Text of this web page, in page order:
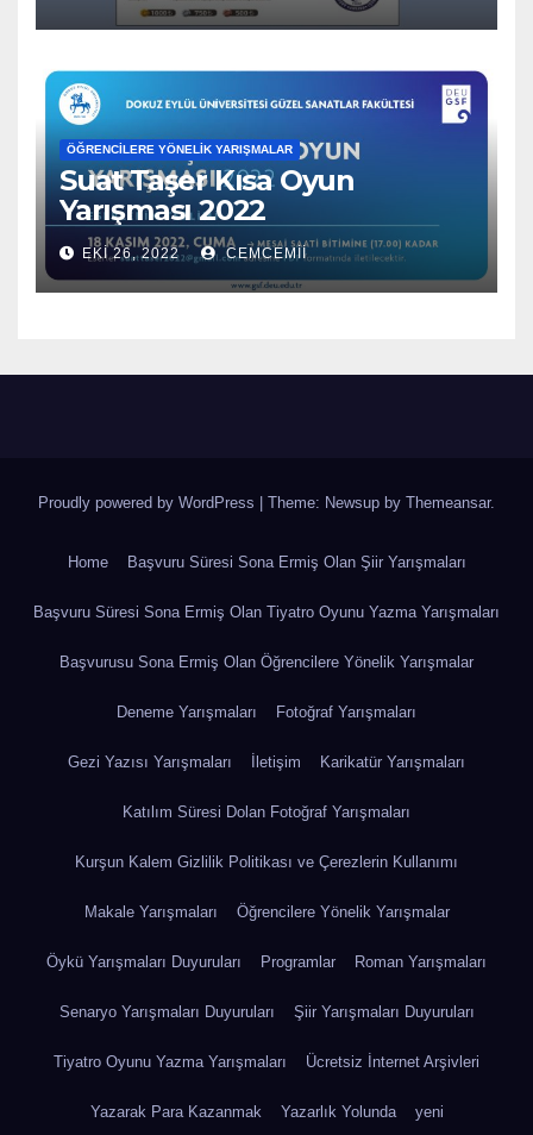
ÖĞRENCILERE YÖNELIK YARIŞMALAR
Suat Taşer Kısa Oyun
Yarışması 2022
EKI 26, 2022 CEMCEMII
Proudly powered by WordPress | Theme: Newsup by Themeansar.
Home Başvuru Süresi Sona Ermiş Olan Şiir Yarışmaları
Başvuru Süresi Sona Ermiş Olan Tiyatro Oyunu Yazma Yarışmaları
Başvurusu Sona Ermiş Olan Öğrencilere Yönelik Yarışmalar
Deneme Yarışmaları Fotoğraf Yarışmaları
Gezi Yazısı Yarışmaları İletişim Karikatür Yarışmaları
Katılım Süresi Dolan Fotoğraf Yarışmaları
Kurşun Kalem Gizlilik Politikası ve Çerezlerin Kullanımı
Makale Yarışmaları Öğrencilere Yönelik Yarışmalar
Öykü Yarışmaları Duyuruları Programlar Roman Yarışmaları
Senaryo Yarışmaları Duyuruları Şiir Yarışmaları Duyuruları
Tiyatro Oyunu Yazma Yarışmaları Ücretsiz İnternet Arşivleri
Yazarak Para Kazanmak Yazarlık Yolunda yeni